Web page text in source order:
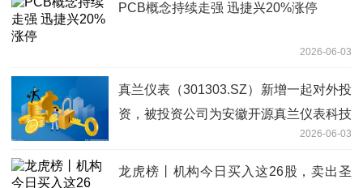
PCB概念持续走强 迅捷兴20%涨停
2026-06-03
真兰仪表（301303.SZ）新增一起对外投
资，被投资公司为安徽开源真兰仪表科技
2026-06-03
龙虎榜丨机构今日买入这26股，卖出圣